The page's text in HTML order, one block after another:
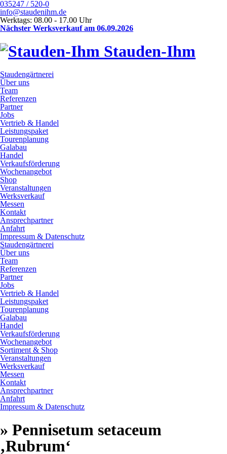
035247 / 520-0
info@staudenihm.de
Werktags: 08.00 - 17.00 Uhr
Nächster Werksverkauf am 06.09.2026
Stauden-Ihm
Staudengärtnerei
Über uns
Team
Referenzen
Partner
Jobs
Vertrieb & Handel
Leistungspaket
Tourenplanung
Galabau
Handel
Verkaufsförderung
Wochenangebot
Shop
Veranstaltungen
Werksverkauf
Messen
Kontakt
Ansprechpartner
Anfahrt
Impressum & Datenschutz
Staudengärtnerei
Über uns
Team
Referenzen
Partner
Jobs
Vertrieb & Handel
Leistungspaket
Tourenplanung
Galabau
Handel
Verkaufsförderung
Wochenangebot
Sortiment & Shop
Veranstaltungen
Werksverkauf
Messen
Kontakt
Ansprechpartner
Anfahrt
Impressum & Datenschutz
» Pennisetum setaceum
‚Rubrum‘